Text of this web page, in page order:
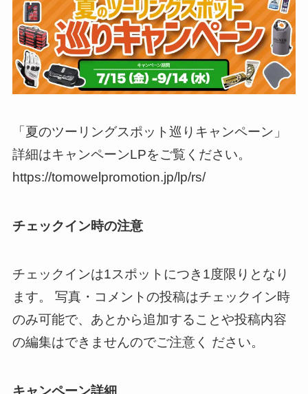
「夏のツーリングスポット巡りキャンペーン」
詳細はキャンペーンLPをご覧ください。
https://tomowelpromotion.jp/lp/rs/
チェックイン時の注意
チェックインは1スポットにつき1度限りとなり
ます。 写真・コメントの投稿はチェックイン時
のみ可能で、あとから追加することや投稿内容
の編集はできませんのでご注意く ださい。
キャンペーン詳細